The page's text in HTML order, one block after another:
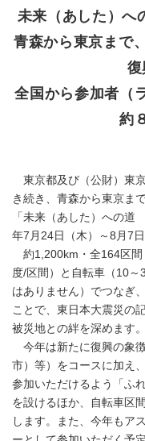
未来（あした）
青森から東京まで
全国から参加者（
約
東京都及び（公財）東
き続き、青森から東京ま
「未来（あした）への
年7月24日（木）～8月7
約1,200km・全164区間
度/区間）と自転車（10
はありません）でつなぎ
ことで、東日本大震災の
被災地との絆を深めます。
今年は新たに復興の象
市）等）をコースに加え
参加いただけるよう「ふ
を設けるほか、自転車区
します。また、今年もア